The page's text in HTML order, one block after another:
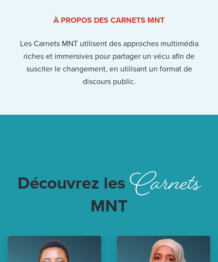
À PROPOS DES CARNETS MNT
Les Carnets MNT utilisent des approches multimédia
riches et immersives pour partager un vécu afin de
susciter le changement, en utilisant un format de
discours public.
Découvrez lesCarnets
MNT